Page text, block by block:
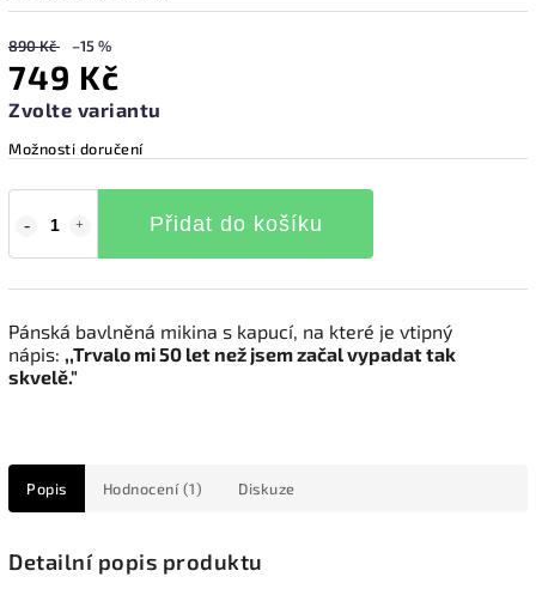
890 Kč –15 %
749 Kč
Zvolte variantu
Možnosti doručení
Přidat do košíku
Pánská bavlněná mikina s kapucí, na které je vtipný
nápis: ,,Trvalo mi 50 let než jsem začal vypadat tak
skvelě."
Popis Hodnocení (1) Diskuze
Detailní popis produktu